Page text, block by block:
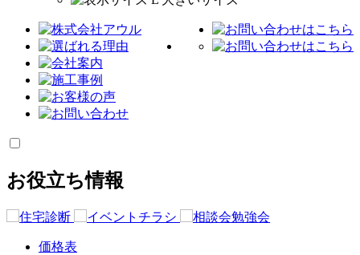
お役立ち情報
価格表